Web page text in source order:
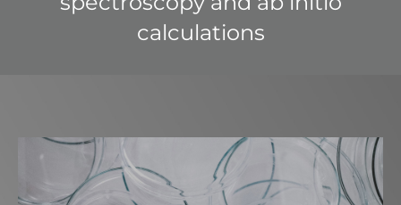
calculations